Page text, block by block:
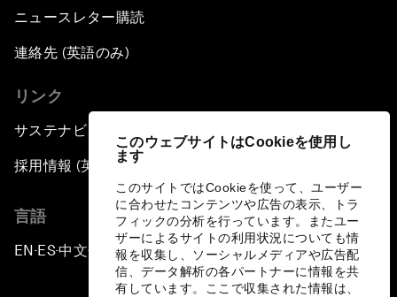
このウェブサイトはCookieを使用し
ます
このサイトではCookieを使って、ユーザー
に合わせたコンテンツや広告の表示、トラ
フィックの分析を行っています。またユー
ザーによるサイトの利用状況についても情
報を収集し、ソーシャルメディアや広告配
信、データ解析の各パートナーに情報を共
有しています。ここで収集された情報は、
ニュースレター購読
連絡先 (英語のみ)
リンク
サステナビリティへの取り組み
採用情報 (英語のみ)
言語
EN ▪ES▪中文▪ 日本語